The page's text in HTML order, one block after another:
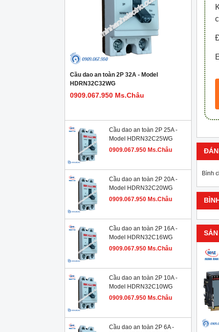
Cầu dao an toàn 2P 32A - Model
HDRN32C32WG
0909.067.950 Ms.Châu
Cầu dao an toàn 2P 25A -
Model HDRN32C25WG
0909.067.950 Ms.Châu
Cầu dao an toàn 2P 20A -
Model HDRN32C20WG
0909.067.950 Ms.Châu
Cầu dao an toàn 2P 16A -
Model HDRN32C16WG
0909.067.950 Ms.Châu
Cầu dao an toàn 2P 10A -
Model HDRN32C10WG
0909.067.950 Ms.Châu
Cầu dao an toàn 2P 6A -
Bình